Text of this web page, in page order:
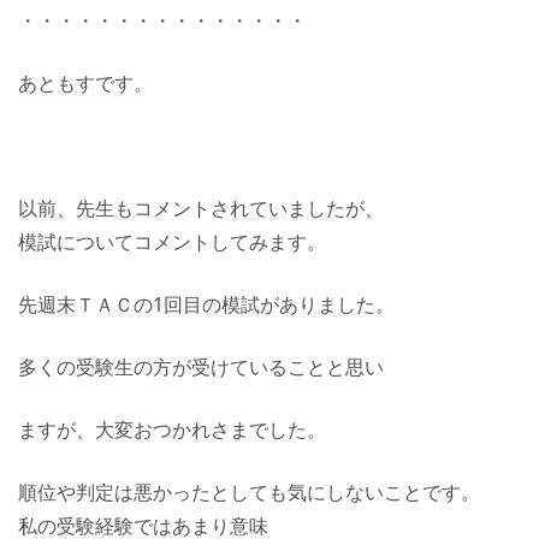
・・・・・・・・・・・・・・・
あともすです。
以前、先生もコメントされていましたが、
模試についてコメントしてみます。
先週末ＴＡＣの1回目の模試がありました。
多くの受験生の方が受けていることと思い
ますが、大変おつかれさまでした。
順位や判定は悪かったとしても気にしないことです。
私の受験経験ではあまり意味